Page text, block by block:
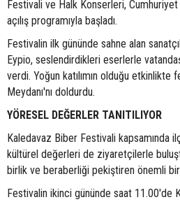
Festivali ve Halk Konserleri,
açılış programıyla başladı.
Festivalin ilk gününde sahne alan
Eypio, seslendirdikleri eserlerle
verdi. Yoğun katılımın olduğu
Meydanı'nı doldurdu.
YÖRESEL DEĞERLER TANITILIYOR
Kaledavaz Biber Festivali kapsamında
kültürel değerleri de ziyaretçilerle
birlik ve beraberliği pekiştiren önemli
Festivalin ikinci gününde saat 11.00'de